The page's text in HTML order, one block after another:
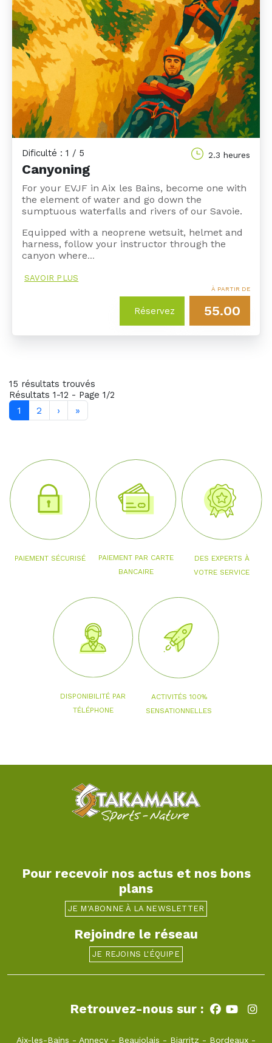
Dificulté : 1 / 5 2.3 heures
Canyoning
For your EVJF in Aix les Bains, become one with
the element of water and go down the
sumptuous waterfalls and rivers of our Savoie.
Equipped with a neoprene wetsuit, helmet and
harness, follow your instructor through the
canyon where…
SAVOIR PLUS
Réservez
À PARTIR DE
55.00
15 résultats trouvés
Résultats 1-12 - Page 1/2
1 2 › »
PAIEMENT SÉCURISÉ
PAIEMENT PAR CARTE
BANCAIRE
DES EXPERTS À
VOTRE SERVICE
DISPONIBILITÉ PAR
TÉLÉPHONE
ACTIVITÉS 100%
SENSATIONNELLES
Pour recevoir nos actus et nos bons
plans
JE M'ABONNE À LA NEWSLETTER
Rejoindre le réseau
JE REJOINS L'ÉQUIPE
Retrouvez-nous sur :
Aix-les-Bains - Annecy - Beaujolais - Biarritz - Bordeaux -